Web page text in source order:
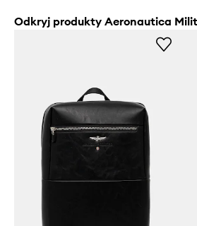
Odkryj produkty Aeronautica